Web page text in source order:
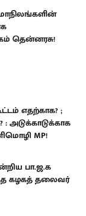
மாநிலங்களின்
தென்னரசு!
எதற்காக? ;
அடுக்காடுக்காக
MP!
பா.ஜ.க
கழகத் தலைவர்